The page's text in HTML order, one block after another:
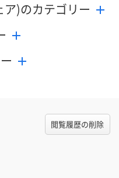
ア)のカテゴリー
閲覧履歴の削除